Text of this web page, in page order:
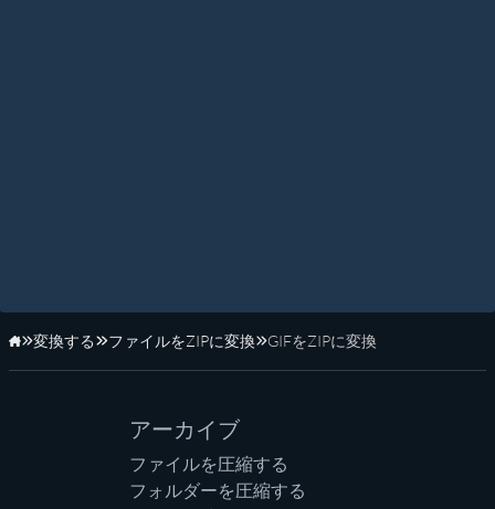
ホーム
変換する ファイルをZIPに変換 GIFをZIPに変換
アーカイブ
ファイルを圧縮する
フォルダーを圧縮する